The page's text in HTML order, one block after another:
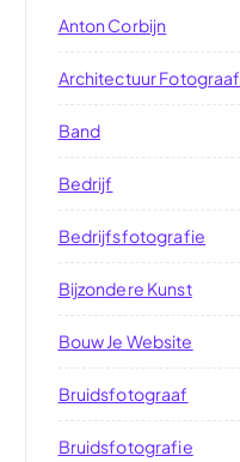
Anton Corbijn
Architectuur Fotograaf
Band
Bedrijf
Bedrijfsfotografie
Bijzondere Kunst
Bouw Je Website
Bruidsfotograaf
Bruidsfotografie